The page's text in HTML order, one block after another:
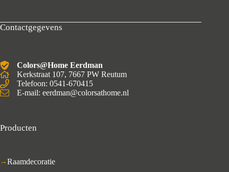
Contactgegevens
Colors@Home Eerdman
Kerkstraat 107, 7667 PW Reutum
Telefoon: 0541-670415
E-mail: eerdman@colorsathome.nl
Producten
Raamdecoratie